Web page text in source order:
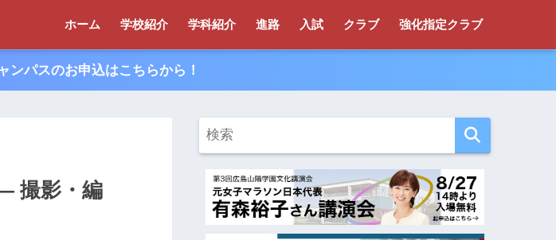
ホーム 学校紹介 学科紹介 進路 入試 クラブ 強化指定クラブ
ンパスのお申込はこちらから！
撮影・編